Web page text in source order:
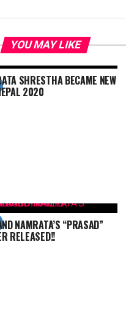
YOU MAY LIKE
SHRESTHA BECAME NEW
2020
NAMRATA’S “PRASAD”
RELEASED!!